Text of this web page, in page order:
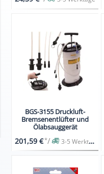
BGS-3155 Druckluft-
Bremsenentlüfter und
Ölabsauggerät
201,59 €*/ 3-5 Werktage